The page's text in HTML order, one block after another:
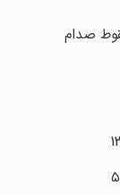
صدام